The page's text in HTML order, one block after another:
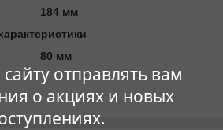
отправлять вам
о акциях и новых
184 мм
80 мм